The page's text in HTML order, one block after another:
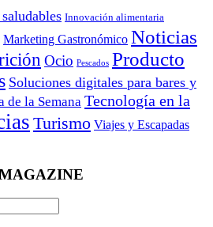
Innovación alimentaria
Marketing Gastronómico Noticias
Ocio Pescados Producto
Soluciones digitales para bares y
de la Semana Tecnología en la
Turismo Viajes y Escapadas